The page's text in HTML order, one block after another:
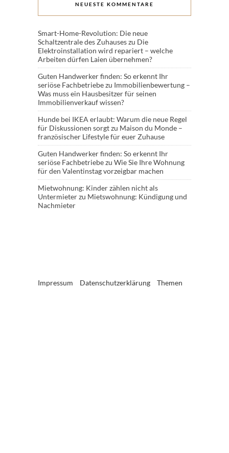
NEUESTE KOMMENTARE
Smart-Home-Revolution: Die neue
Schaltzentrale des Zuhauseszu Die
Elektroinstallation wird repariert – welche
Arbeiten dürfen Laien übernehmen?
Guten Handwerker finden: So erkennt Ihr
seriöse Fachbetriebezu Immobilienbewertung –
Was muss ein Hausbesitzer für seinen
Immobilienverkauf wissen?
Hunde bei IKEA erlaubt: Warum die neue Regel
für Diskussionen sorgtzu Maison du Monde –
französischer Lifestyle für euer Zuhause
Guten Handwerker finden: So erkennt Ihr
seriöse Fachbetriebezu Wie Sie Ihre Wohnung
für den Valentinstag vorzeigbar machen
Mietwohnung: Kinder zählen nicht als
Untermieterzu Mietswohnung: Kündigung und
Nachmieter
Impressum Datenschutzerklärung Themen